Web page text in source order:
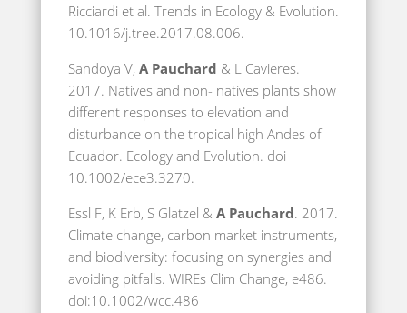
Ricciardi et al. Trends in Ecology & Evolution.
10.1016/j.tree.2017.08.006.
Sandoya V, A Pauchard & L Cavieres.
2017. Natives and non- natives plants show
different responses to elevation and
disturbance on the tropical high Andes of
Ecuador. Ecology and Evolution. doi
10.1002/ece3.3270.
Essl F, K Erb, S Glatzel & A Pauchard. 2017.
Climate change, carbon market instruments,
and biodiversity: focusing on synergies and
avoiding pitfalls. WIREs Clim Change, e486.
doi:10.1002/wcc.486